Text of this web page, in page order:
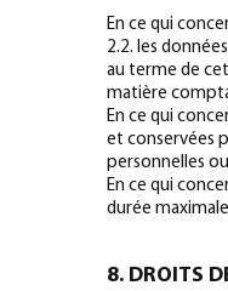
En ce qui
2.2. les
au terme de
matière
En ce qui
et conservées
personnelles
En ce qui
durée
8. DROITS